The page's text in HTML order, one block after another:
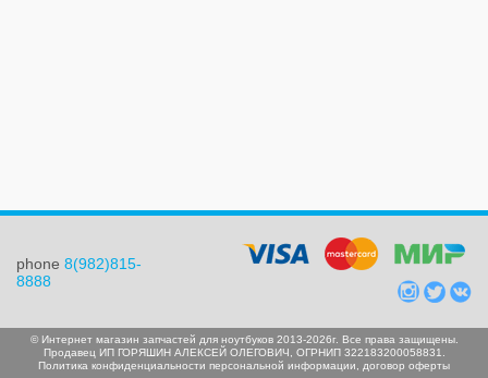
phone 8(982)815-
8888
© Интернет магазин запчастей для ноутбуков 2013-2026г. Все права защищены.
Продавец ИП ГОРЯШИН АЛЕКСЕЙ ОЛЕГОВИЧ, ОГРНИП 322183200058831.
Политика конфиденциальности персональной информации
договор оферты